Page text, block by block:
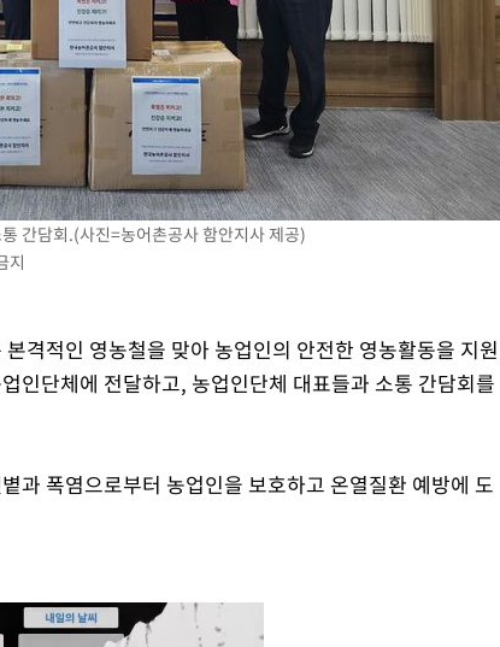
간담회.(사진=농어촌공사 함안지사 제공)
지
격적인 영농철을 맞아 농업인의 안전한 영농활동을 지원
인단체에 전달하고, 농업인단체 대표들과 소통 간담회를
과 폭염으로부터 농업인을 보호하고 온열질환 예방에 도